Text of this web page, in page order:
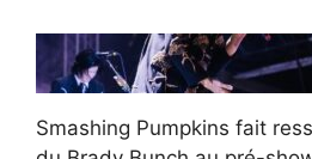
Smashing Pumpkins fait